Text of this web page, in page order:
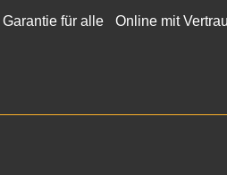
für alle
Online mit